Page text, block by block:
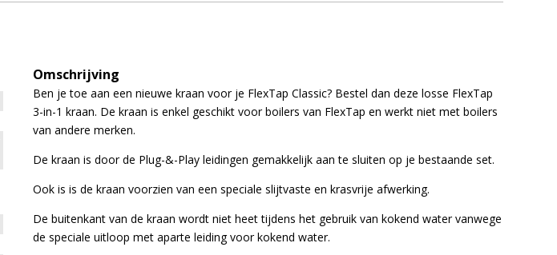
Omschrijving
Ben je toe aan een nieuwe kraan voor je FlexTap Classic? Bestel dan deze losse FlexTap
3-in-1 kraan. De kraan is enkel geschikt voor boilers van FlexTap en werkt niet met boilers
van andere merken.
De kraan is door de Plug-&-Play leidingen gemakkelijk aan te sluiten op je bestaande set.
Ook is is de kraan voorzien van een speciale slijtvaste en krasvrije afwerking.
De buitenkant van de kraan wordt niet heet tijdens het gebruik van kokend water vanwege
de speciale uitloop met aparte leiding voor kokend water.